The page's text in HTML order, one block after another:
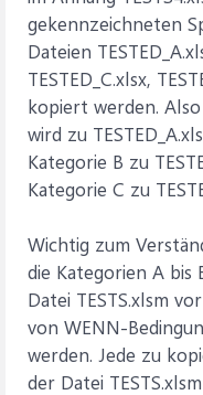
gekennzeichneten
Dateien
TESTED_C.xlsx,
kopiert werden.
wird zu
Kategorie B zu
Kategorie C zu
Wichtig zum
die Kategorien A bis
Datei TESTS.xlsm
von WENN-
werden. Jede zu
der Datei